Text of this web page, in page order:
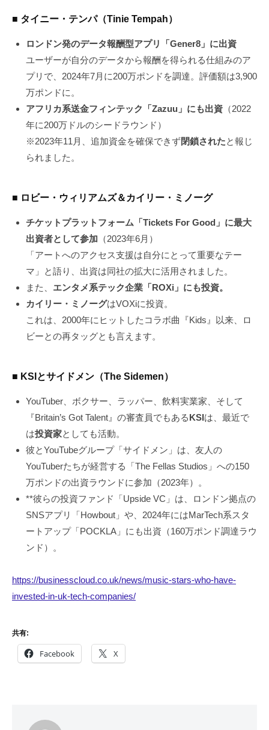
■ タイニー・テンパ（Tinie Tempah）
ロンドン発のデータ報酬型アプリ「Gener8」に出資
ユーザーが自分のデータから報酬を得られる仕組みのア
プリで、2024年7月に200万ポンドを調達。評価額は3,900
万ポンドに。
アフリカ系送金フィンテック「Zazuu」にも出資（2022
年に200万ドルのシードラウンド）
※2023年11月、追加資金を確保できず閉鎖されたと報じ
られました。
■ ロビー・ウィリアムズ＆カイリー・ミノーグ
チケットプラットフォーム「Tickets For Good」に最大
出資者として参加 （2023年6月）
「アートへのアクセス支援は自分にとって重要なテー
マ」と語り、出資は同社の拡大に活用されました。
また、 エンタメ系テック企業「ROXi」にも投資。
カイリー・ミノーグはVOXiに投資。
これは、2000年にヒットしたコラボ曲『Kids』以来、ロ
ビーとの再タッグとも言えます。
■ KSIとサイドメン（The Sidemen）
YouTuber、ボクサー、ラッパー、飲料実業家、そして
『Britain’s Got Talent』の審査員でもあるKSIは、最近で
は投資家としても活動。
彼とYouTubeグループ「サイドメン」は、友人の
YouTuberたちが経営する「The Fellas Studios」への150
万ポンドの出資ラウンドに参加（2023年）。
**彼らの投資ファンド「Upside VC」は、ロンドン拠点の
SNSアプリ「Howbout」や、2024年にはMarTech系スタ
ートアップ「POCKLA」にも出資（160万ポンド調達ラウ
ンド）。
https://businesscloud.co.uk/news/music-stars-who-have-
invested-in-uk-tech-companies/
共有:
Facebook X